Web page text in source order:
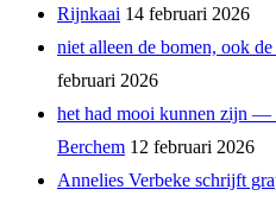
Rijnkaai 14 februari 2026
niet alleen de bomen, ook
februari 2026
het had mooi kunnen zijn —
Berchem 12 februari 2026
Annelies Verbeke schrijft